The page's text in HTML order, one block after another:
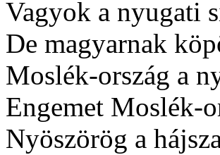
Vagyok a nyugati
De magyarnak
Moslék-ország a
Engemet Moslék-
Nyöszörög a